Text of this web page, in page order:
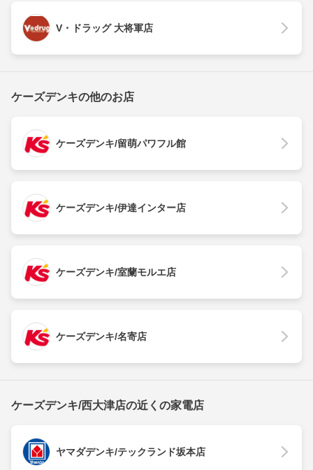
V・ドラッグ 大将軍店
ケーズデンキの他のお店
ケーズデンキ/留萌パワフル館
ケーズデンキ/伊達インター店
ケーズデンキ/室蘭モルエ店
ケーズデンキ/名寄店
ケーズデンキ/西大津店の近くの家電店
ヤマダデンキ/テックランド坂本店